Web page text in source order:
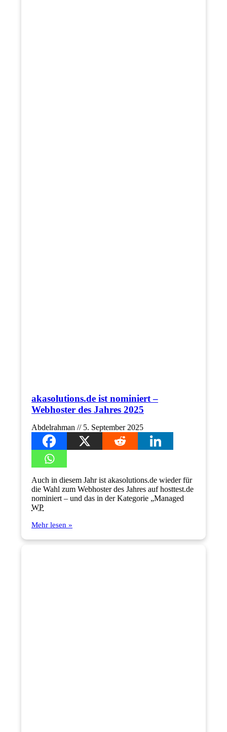
akasolutions.de ist nominiert –
Webhoster des Jahres 2025
Abdelrahman 5. September 2025
Auch in diesem Jahr ist akasolutions.de wieder für
die Wahl zum Webhoster des Jahres auf hosttest.de
nominiert – und das in der Kategorie „Managed
WP
Mehr lesen »